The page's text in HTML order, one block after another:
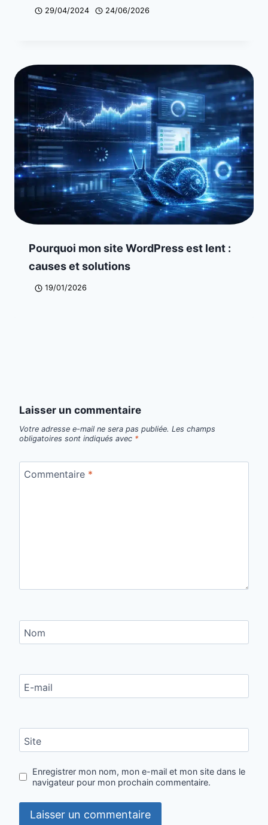
29/04/2024 24/06/2026
Pourquoi mon site WordPress est lent :
causes et solutions
19/01/2026
Laisser un commentaire
Votre adresse e-mail ne sera pas publiée. Les champs
obligatoires sont indiqués avec *
Commentaire *
Nom
E-mail
Site
Enregistrer mon nom, mon e-mail et mon site dans le
navigateur pour mon prochain commentaire.